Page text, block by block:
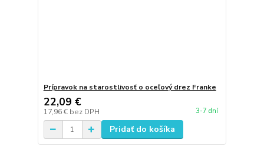
Prípravok na starostlivosť o oceľový drez Franke
22,09 €
17,96 € bez DPH 3-7 dní
Pridať do košíka